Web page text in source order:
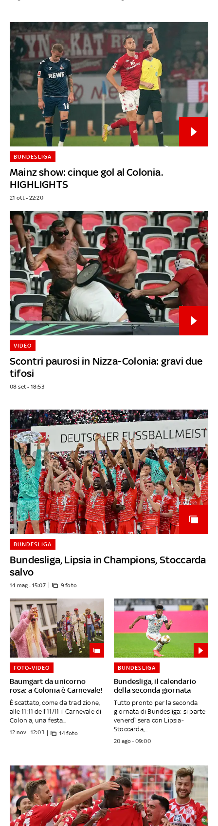
Mainz show: cinque gol al Colonia.
HIGHLIGHTS
BUNDESLIGA
21 ott - 22:20
Scontri paurosi in Nizza-Colonia: gravi due
tifosi
VIDEO
08 set - 18:53
Bundesliga, Lipsia in Champions, Stoccarda
salvo
BUNDESLIGA
14 mag - 15:07 9 foto
Baumgart da unicorno
rosa: a Colonia è Carnevale!
FOTO-VIDEO
È scattato, come da tradizione,
alle 11:11 dell'11/11 il Carnevale di
Colonia, una festa...
12 nov - 12:03 14 foto
Bundesliga, il calendario
della seconda giornata
BUNDESLIGA
Tutto pronto per la seconda
giornata di Bundesliga: si parte
venerdì sera con Lipsia-
Stoccarda,...
20 ago - 09:00